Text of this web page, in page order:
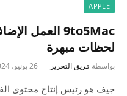
APPLE
لحظات مبهرة
بواسطة فريق التحرير 26 يونيو، 2024